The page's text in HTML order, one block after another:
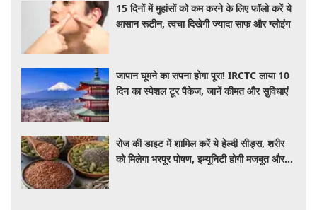
15 दिनों में मुहांसों को कम करने के लिए फॉलो करें ये
आसान रूटीन, त्वचा दिखेगी ज्यादा साफ और ग्लोइंग
जापान घूमने का सपना होगा पूरा! IRCTC लाया 10
दिन का स्पेशल टूर पैकेज, जानें कीमत और सुविधाएं
रोज की डाइट में शामिल करें ये हेल्दी सीड्स, शरीर
को मिलेगा भरपूर पोषण, इम्यूनिटी होगी मजबूत और